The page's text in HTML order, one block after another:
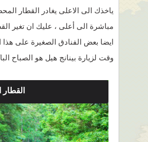
ياخذك الى الاعلى يغادر القطار
مباشرة الى أعلى ، عليك ان تغير
وقت لزيارة بينانج هيل هو الصباح
القطار